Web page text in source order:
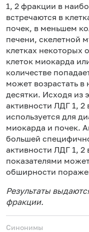
1, 2 фракции в
встречаются в
почек, в меньшем
печени, скелетной
клетках некоторых
клеток миокарда
количестве
может возрастать в
десятки. Исходя из
активности ЛДГ 1,
используется для
миокарда и почек.
большей
активности ЛДГ 1, 2
показателями
обширности
Результаты
фракции.
Синонимы